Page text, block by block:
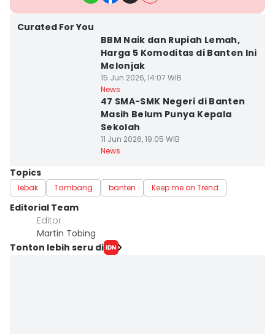
Curated For You
BBM Naik dan Rupiah Lemah,
Harga 5 Komoditas di Banten Ini
Melonjak
15 Jun 2026, 14:07 WIB
News
47 SMA-SMK Negeri di Banten
Masih Belum Punya Kepala
Sekolah
11 Jun 2026, 19:05 WIB
News
Topics
lebak Tambang banten Keep me on Trend
Editorial Team
Editor
Martin Tobing
Tonton lebih seru di